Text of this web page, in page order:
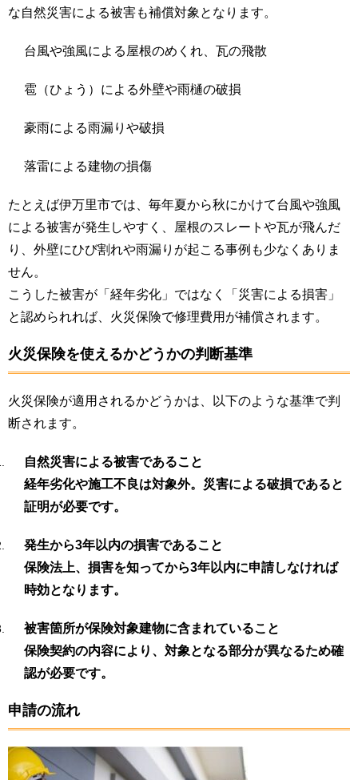
な自然災害による被害も補償対象となります。
台風や強風による屋根のめくれ、瓦の飛散
雹（ひょう）による外壁や雨樋の破損
豪雨による雨漏りや破損
落雷による建物の損傷
たとえば伊万里市では、毎年夏から秋にかけて台風や強風
による被害が発生しやすく、屋根のスレートや瓦が飛んだ
り、外壁にひび割れや雨漏りが起こる事例も少なくありま
せん。
こうした被害が「経年劣化」ではなく「災害による損害」
と認められれば、火災保険で修理費用が補償されます。
火災保険を使えるかどうかの判断基準
火災保険が適用されるかどうかは、以下のような基準で判
断されます。
自然災害による被害であること
経年劣化や施工不良は対象外。災害による破損であると
証明が必要です。
発生から3年以内の損害であること
保険法上、損害を知ってから3年以内に申請しなければ
時効となります。
被害箇所が保険対象建物に含まれていること
保険契約の内容により、対象となる部分が異なるため確
認が必要です。
申請の流れ